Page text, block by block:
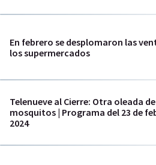
En febrero se desplomaron las
los supermercados
Telenueve al Cierre: Otra oleada de
mosquitos | Programa del 23 de
2024